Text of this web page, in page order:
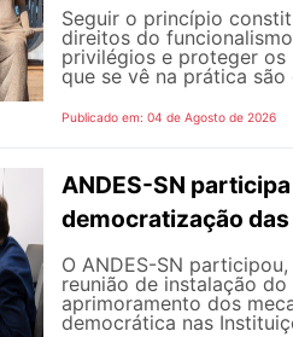
Seguir o princípio
direitos do
privilégios e proteger os
que se vê na prática
Publicado em: 04 de Agosto de 2026
ANDES-SN
democratização das
O ANDES-SN
reunião de instalação
aprimoramento dos
democrática nas